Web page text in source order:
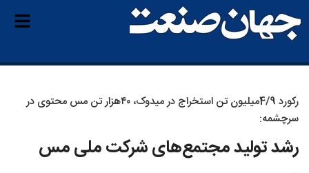
رکورد 4/9‌میلیون تن استخراج در میدوک، ۴۰هزار تن مس محتوی در
سرچشمه:
رشد تولید مجتمع‌های شرکت ملی مس